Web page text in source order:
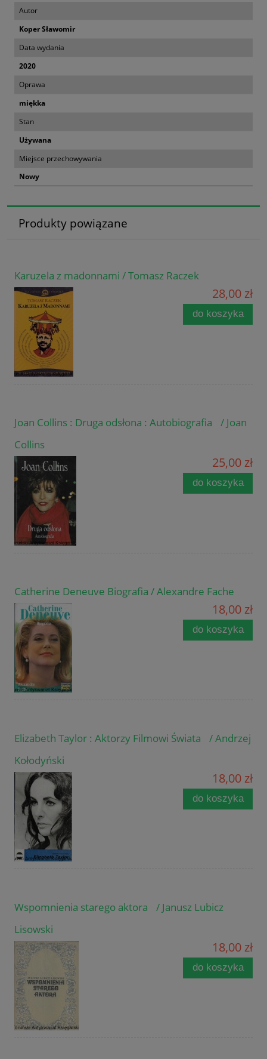
Autor
Koper Sławomir
Data wydania
2020
Oprawa
miękka
Stan
Używana
Miejsce przechowywania
Nowy
Produkty powiązane
Karuzela z madonnami / Tomasz Raczek
28,00 zł
do koszyka
Joan Collins : Druga odsłona : Autobiografia / Joan
Collins
25,00 zł
do koszyka
Catherine Deneuve Biografia / Alexandre Fache
18,00 zł
do koszyka
Elizabeth Taylor : Aktorzy Filmowi Świata / Andrzej
Kołodyński
18,00 zł
do koszyka
Wspomnienia starego aktora / Janusz Lubicz
Lisowski
18,00 zł
do koszyka